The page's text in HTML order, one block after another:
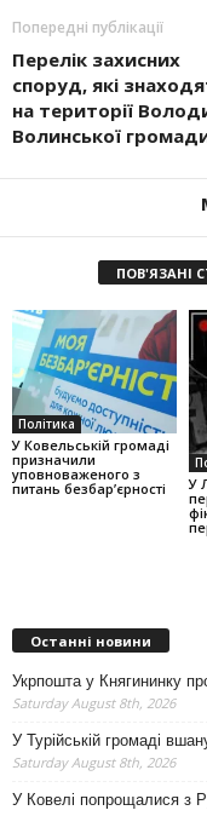
Попередні публікації
Перелік захисних
споруд, які
на території
Волинської
ПОВ'ЯЗАНІ
Політика
У Ковельській громаді
призначили
уповноваженого з
питань безбар’єрності
У
Останні новини
Укрпошта у Княгининку
Saturday August 8th, 2026
У Турійській громаді
Saturday August 8th, 2026
У Ковелі попрощалися з